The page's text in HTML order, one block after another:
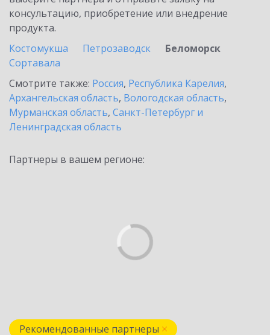
консультацию, приобретение или внедрение
продукта.
Костомукша
Петрозаводск
Беломорск
Сортавала
Смотрите также: Россия, Республика Карелия,
Архангельская область, Вологодская область,
Мурманская область, Санкт-Петербург и
Ленинградская область
Партнеры в вашем регионе:
Рекомендованные партнеры